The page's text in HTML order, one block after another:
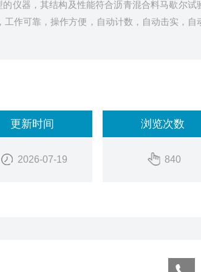
仪器，其结构及性能符合沥青混合料马歇尔试
作可靠，操作方便，自动计数，自动击实，自
更新时间
2026-07-19
浏览次数
840